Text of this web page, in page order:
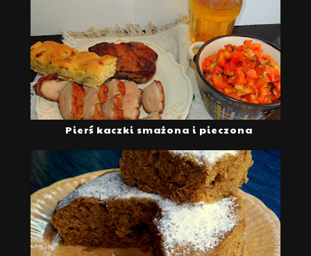
Pierś kaczki smażona i pieczona